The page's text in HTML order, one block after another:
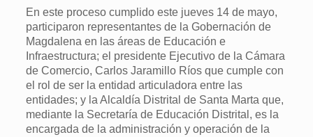
En este proceso cumplido este jueves 14 de mayo,
participaron representantes de la Gobernación de
Magdalena en las áreas de Educación e
Infraestructura; el presidente Ejecutivo de la Cámara
de Comercio, Carlos Jaramillo Ríos que cumple con
el rol de ser la entidad articuladora entre las
entidades; y la Alcaldía Distrital de Santa Marta que,
mediante la Secretaría de Educación Distrital, es la
encargada de la administración y operación de la